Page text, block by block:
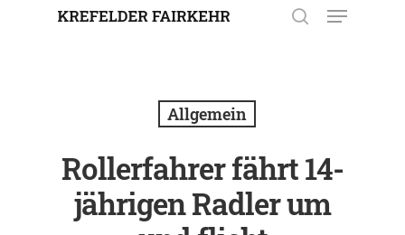
Eingabe zu suchen. Mit ESC
schließen.
Allgemein
Rollerfahrer fährt 14-
jährigen Radler um